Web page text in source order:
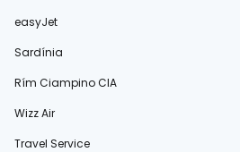
easyJet
Sardínia
Rím Ciampino CIA
Wizz Air
Travel Service